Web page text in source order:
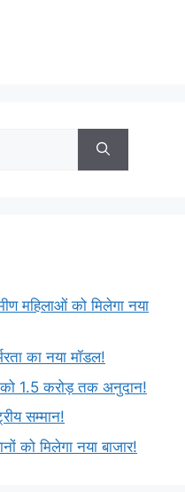
महिलाओं को मिलेगा नया
का नया मॉडल!
को 1.5 करोड़ तक अनुदान!
सम्मान!
को मिलेगा नया बाजार!